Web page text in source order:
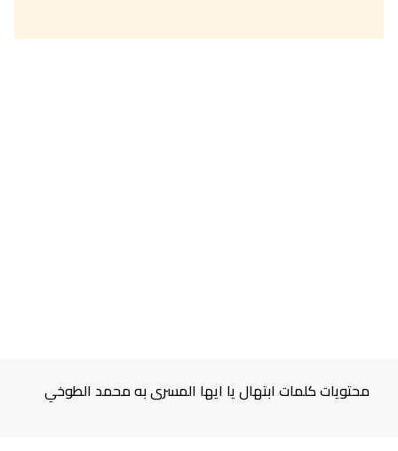
محتويات كلمات ابتهال يا ايها المسرى به محمد الطوخي